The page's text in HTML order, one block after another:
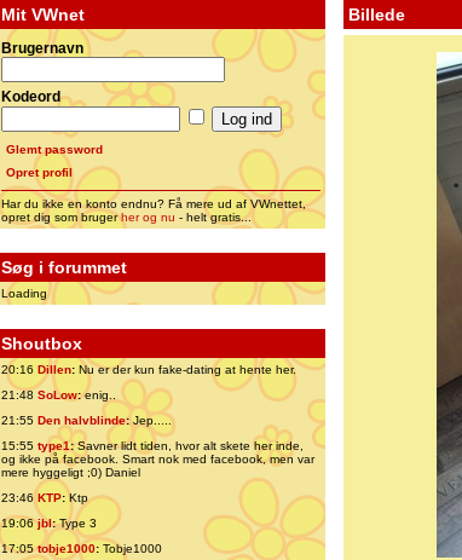
Mit VWnet
Brugernavn
Kodeord
Glemt password
Opret profil
Har du ikke en konto endnu? Få mere ud af VWnettet,
opret dig som brugerher og nu - helt gratis...
Søg i forummet
Loading
Shoutbox
20:16 Dillen: Nu er der kun fake-dating at hente her.
21:48 SoLow:enig..
21:55 Den halvblinde:Jep.....
15:55 type1:Savner lidt tiden, hvor alt skete her inde,
og ikke på facebook. Smart nok med facebook, men var
mere hyggeligt ;0) Daniel
23:46 KTP:Ktp
19:06jbl:Type 3
17:05tobje1000: Tobje1000
Billede